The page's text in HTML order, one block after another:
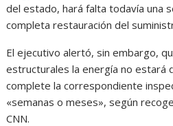
del estado, hará falta todavía una
completa restauración del
El ejecutivo alertó, sin embargo,
estructurales la energía no estará
complete la correspondiente
«semanas o meses», según
CNN.